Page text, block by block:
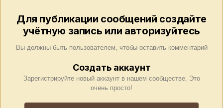
Для публикации сообщений создайте
учётную запись или авторизуйтесь
Вы должны быть пользователем, чтобы оставить комментарий
Создать аккаунт
Зарегистрируйте новый аккаунт в нашем сообществе. Это
очень просто!